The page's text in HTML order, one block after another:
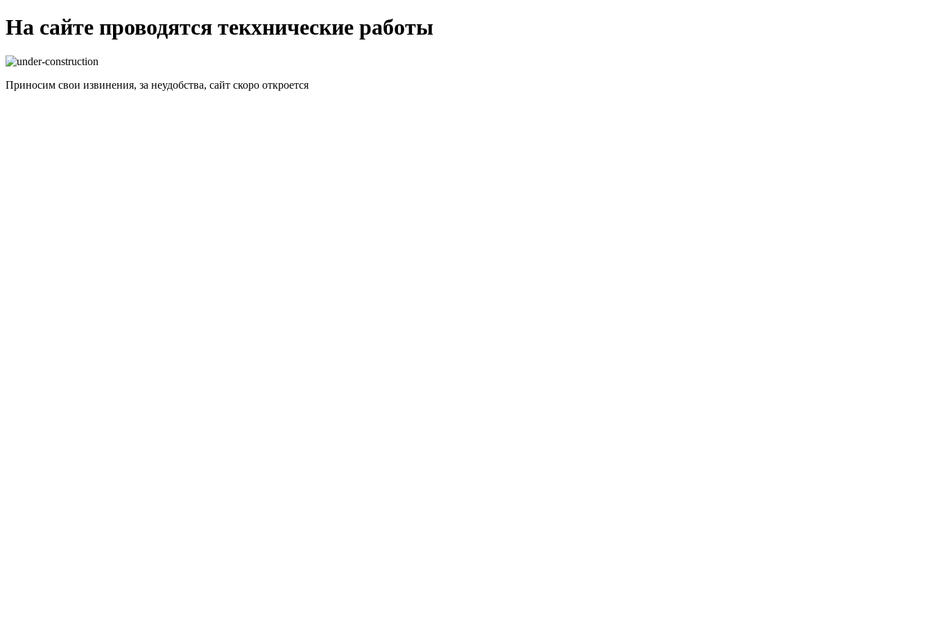
На сайте проводятся текхнические работы
Приносим свои извинения, за неудобства, сайт скоро откроется